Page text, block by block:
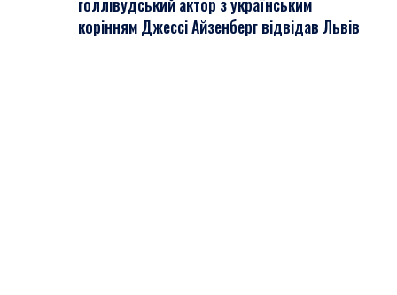
корінням Джессі Айзенберг відвідав Львів